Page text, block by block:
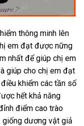
thông minh lên
em đạt giá
bán
lẻ
được nững
nhất giá
sỉ
để giúp chị em
giúp cho chị em đạt
khiểm dịch
vụ
các tần số
hết khả năng
điểm cao trào
giống dương vật giả